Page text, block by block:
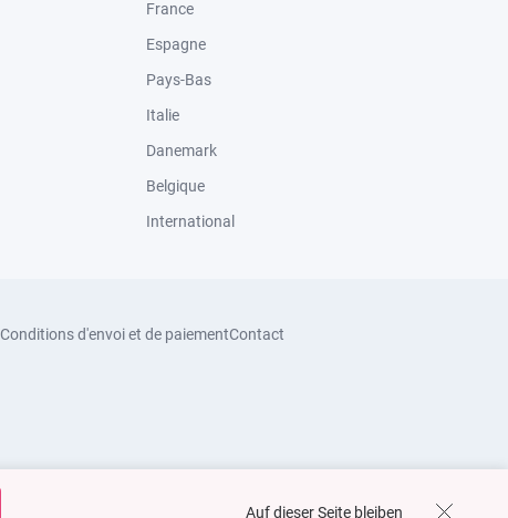
France
Espagne
Pays-Bas
Italie
Danemark
Belgique
International
Conditions d'envoi et de paiementContact
Auf dieser Seite bleiben